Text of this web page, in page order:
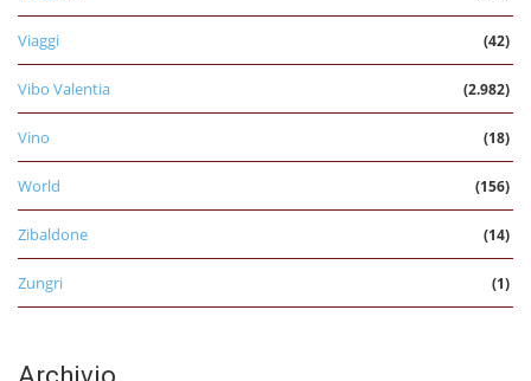
Viaggi (42)
Vibo Valentia (2.982)
Vino (18)
World (156)
Zibaldone (14)
Zungri (1)